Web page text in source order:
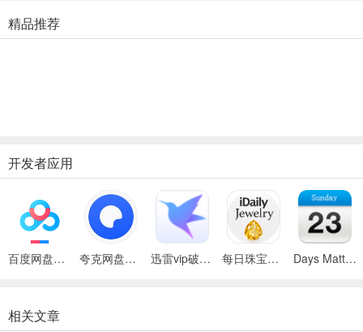
2、点击纪念日，可以查看到距离上一次的纪念日已有3329天了；
精品推荐
开发者应用
百度网盘绿色免安装Pc电脑版 夸克网盘官方正式版 迅雷vip破解版永久会员2024版 每日珠宝杂志app Days Matter最新版(倒数日)
相关文章